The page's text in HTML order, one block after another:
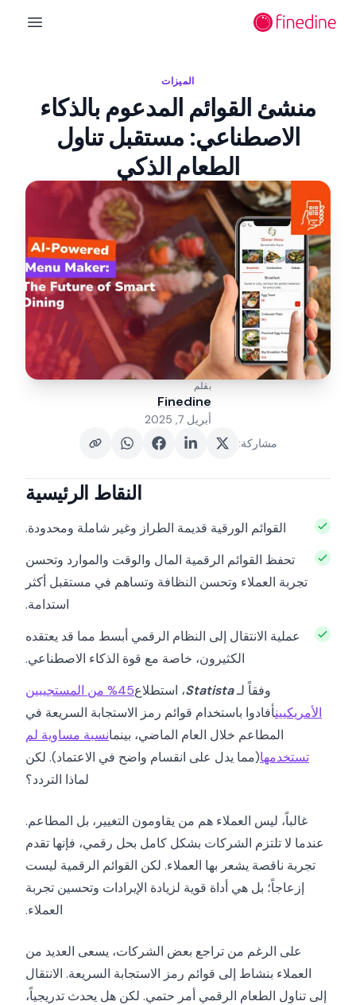
menu
الميزات
منشئ القوائم المدعوم بالذكاء
الاصطناعي: مستقبل تناول
الطعام الذكي
بقلم
Finedine
أبريل 7, 2025
مشاركة:
النقاط الرئيسية
القوائم الورقية قديمة الطراز وغير شاملة ومحدودة.
تحفظ القوائم الرقمية المال والوقت والموارد وتحسن
تجربة العملاء وتحسن النظافة وتساهم في مستقبل أكثر
استدامة.
عملية الانتقال إلى النظام الرقمي أبسط مما قد يعتقده
الكثيرون، خاصة مع قوة الذكاء الاصطناعي.
وفقاً لـStatista، استطلاع
45% من المستجيبين
الأمريكيينأفادوا باستخدام قوائم رمز الاستجابة السريعة في
المطاعم خلال العام الماضي، بينمانسبة مساوية لم
تستخدمها(مما يدل على انقسام واضح في الاعتماد). لكن
لماذا التردد؟
غالباً، ليس العملاء هم من يقاومون التغيير، بل المطاعم.
عندما لا تلتزم الشركات بشكل كامل بحل رقمي، فإنها تقدم
تجربة ناقصة يشعر بها العملاء. لكن القوائم الرقمية ليست
إزعاجاً؛ بل هي أداة قوية لزيادة الإيرادات وتحسين تجربة
العملاء.
على الرغم من تراجع بعض الشركات، يسعى العديد من
العملاء بنشاط إلى قوائم رمز الاستجابة السريعة. الانتقال
إلى تناول الطعام الرقمي أمر حتمي. لكن هل يحدث تدريجياً،